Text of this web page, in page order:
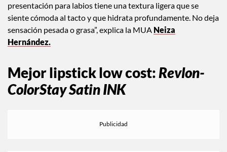
presentación para labios tiene una textura ligera que se
siente cómoda al tacto y que hidrata profundamente. No deja
sensación pesada o grasa”, explica la MUA Neiza
Hernández.
Mejor lipstick low cost:Revlon-
ColorStay Satin INK